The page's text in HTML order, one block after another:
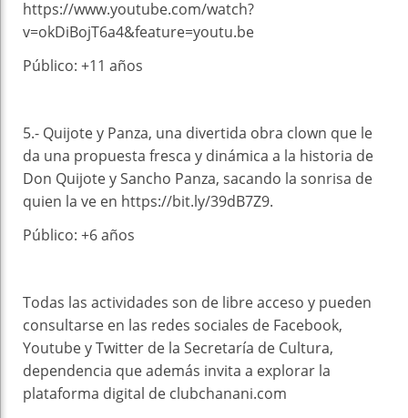
https://www.youtube.com/watch?
v=okDiBojT6a4&feature=youtu.be
Público: +11 años
5.- Quijote y Panza, una divertida obra clown que le
da una propuesta fresca y dinámica a la historia de
Don Quijote y Sancho Panza, sacando la sonrisa de
quien la ve en https://bit.ly/39dB7Z9.
Público: +6 años
Todas las actividades son de libre acceso y pueden
consultarse en las redes sociales de Facebook,
Youtube y Twitter de la Secretaría de Cultura,
dependencia que además invita a explorar la
plataforma digital de clubchanani.com